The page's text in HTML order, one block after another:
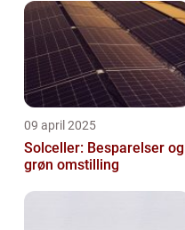
09 april 2025
Solceller: Besparelser og
grøn omstilling